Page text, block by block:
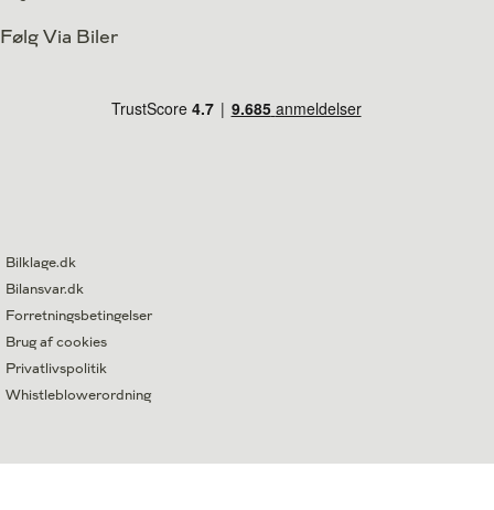
Følg Via Biler
Bilklage.dk
Bilansvar.dk
Forretningsbetingelser
Brug af cookies
Privatlivspolitik
Whistleblowerordning